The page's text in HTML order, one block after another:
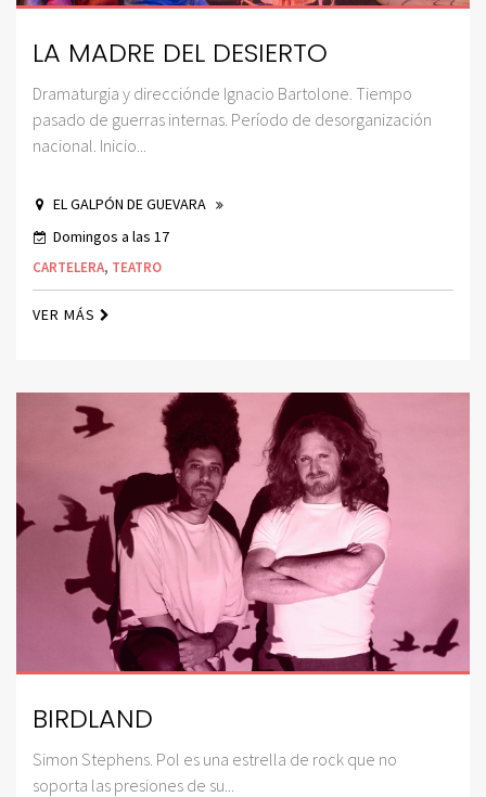
LA MADRE DEL DESIERTO
Dramaturgia y direcciónde Ignacio Bartolone. Tiempo
pasado de guerras internas. Período de desorganización
nacional. Inicio...
EL GALPÓN DE GUEVARA
Domingos a las 17
CARTELERA, TEATRO
VER MÁS
BIRDLAND
Simon Stephens. Pol es una estrella de rock que no
soporta las presiones de su...